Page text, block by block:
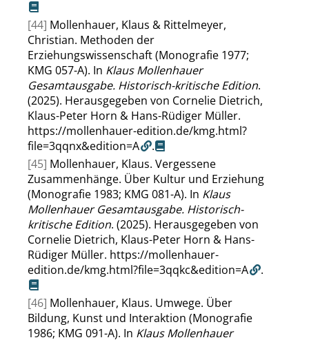
[44] Mollenhauer, Klaus & Rittelmeyer,
Christian. Methoden der
Erziehungswissenschaft (Monografie 1977;
KMG 057-A). In Klaus Mollenhauer
Gesamtausgabe. Historisch-kritische Edition.
(2025). Herausgegeben von Cornelie Dietrich,
Klaus-Peter Horn & Hans-Rüdiger Müller.
https://mollenhauer-edition.de/kmg.html?
file=3qqnx&edition=A
.
[45] Mollenhauer, Klaus. Vergessene
Zusammenhänge. Über Kultur und Erziehung
(Monografie 1983; KMG 081-A). In Klaus
Mollenhauer Gesamtausgabe. Historisch-
kritische Edition. (2025). Herausgegeben von
Cornelie Dietrich, Klaus-Peter Horn & Hans-
Rüdiger Müller. https://mollenhauer-
edition.de/kmg.html?file=3qqkc&edition=A
.
[46] Mollenhauer, Klaus. Umwege. Über
Bildung, Kunst und Interaktion (Monografie
1986; KMG 091-A). In Klaus Mollenhauer